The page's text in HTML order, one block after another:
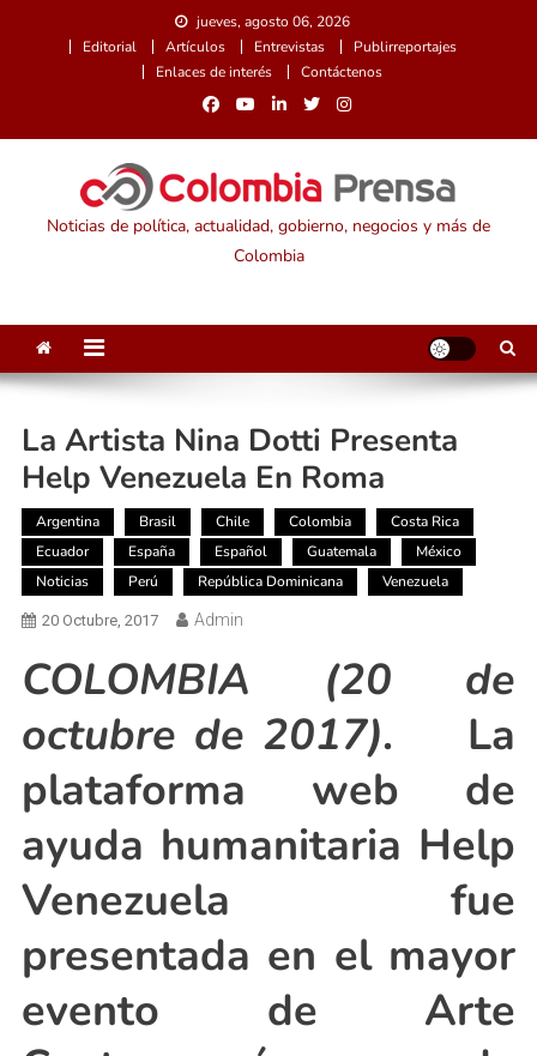
jueves, agosto 06, 2026
Editorial
Artículos Entrevistas
Publirreportajes
Enlaces de interés
Contáctenos
Noticias de política, actualidad, gobierno, negocios y más de
Colombia
La Artista Nina Dotti Presenta
Help Venezuela En Roma
Argentina Brasil Chile Colombia
Costa Rica
Ecuador
España Español Guatemala
México
Noticias
Perú República Dominicana Venezuela
20 Octubre, 2017 Admin
COLOMBIA (20 de
octubre de 2017). La
plataforma web de
ayuda humanitaria Help
Venezuela fue
presentada en el mayor
evento de Arte